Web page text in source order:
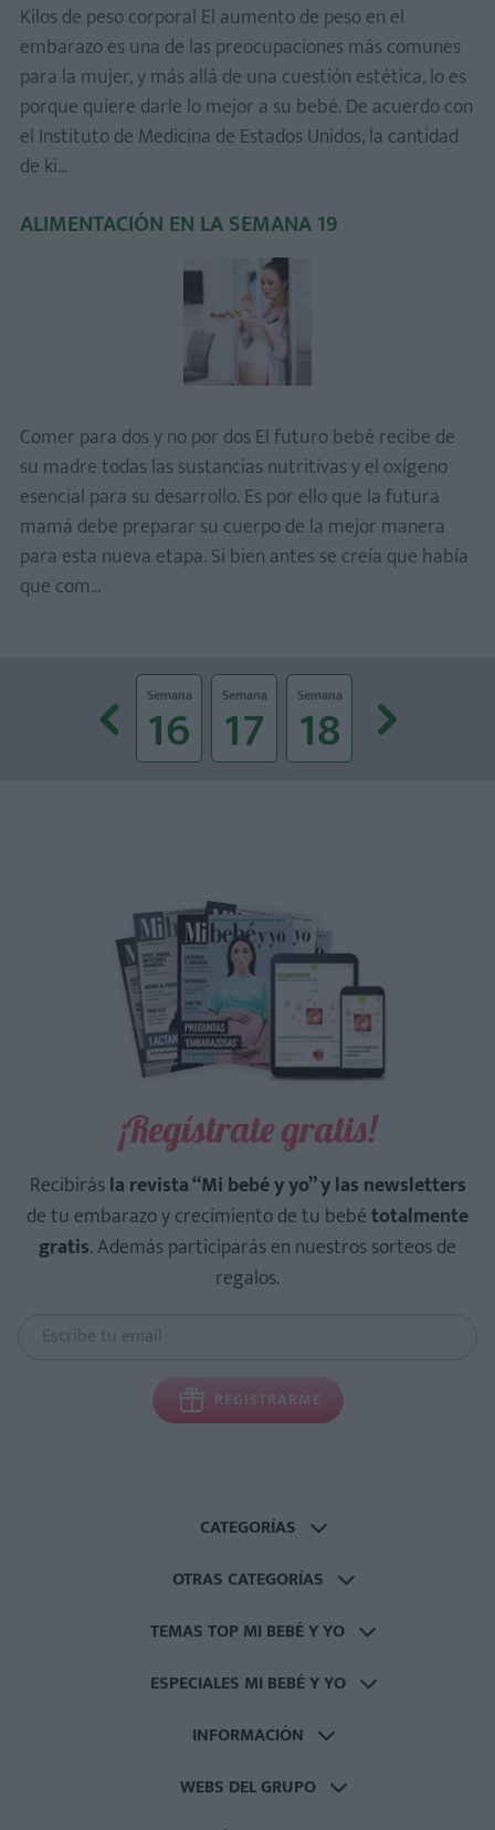
Kilos de peso corporal El aumento de peso en el
embarazo es una de las preocupaciones más comunes
para la mujer, y más allá de una cuestión estética, lo es
porque quiere darle lo mejor a su bebé. De acuerdo con
el Instituto de Medicina de Estados Unidos, la cantidad
de ki...
ALIMENTACIÓN EN LA SEMANA 19
Comer para dos y no por dos El futuro bebé recibe de
su madre todas las sustancias nutritivas y el oxígeno
esencial para su desarrollo. Es por ello que la futura
mamá debe preparar su cuerpo de la mejor manera
para esta nueva etapa. Si bien antes se creía que había
que com...
40 Semana
16 Semana
17 Semana
18 19
¡Regístrate gratis!
Recibirásla revista “Mi bebé y yo” y las newsletters
de tu embarazo y crecimiento de tu bebétotalmente
gratis. Además participarás en nuestros sorteos de
regalos.
REGISTRARME
CATEGORÍAS
OTRAS CATEGORÍAS
TEMAS TOP MI BEBÉ Y YO
ESPECIALES MI BEBÉ Y YO
INFORMACIÓN
WEBS DEL GRUPO